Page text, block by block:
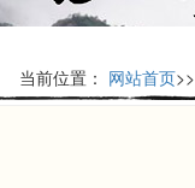
当前位置： 网站首页>>